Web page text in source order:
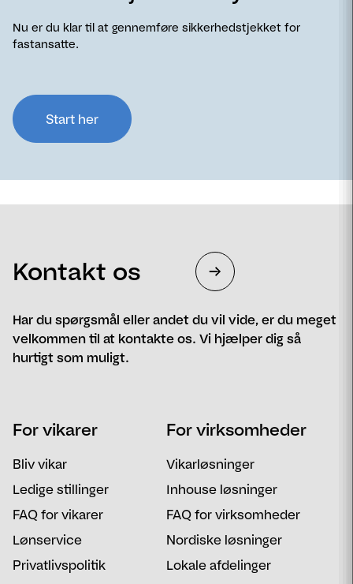
Nu er du klar til at gennemføre sikkerhedstjekket for
fastansatte.
Start her
Kontakt os
Har du spørgsmål eller andet du vil vide, er du meget
velkommen til at kontakte os. Vi hjælper dig så
hurtigt som muligt.
Email Postnummer
Besked
For vikarer
Bliv vikar
Ledige stillinger
FAQ for vikarer
Lønservice
Privatlivspolitik
For virksomheder
Vikarløsninger
Inhouse løsninger
FAQ for virksomheder
Nordiske løsninger
Lokale afdelinger